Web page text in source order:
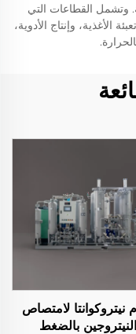
وتشمل القطاعات التي
الأغذية، وإنتاج الأدوية،
نيتروكوانتا لامتصاص
النيتروجين بالضغط